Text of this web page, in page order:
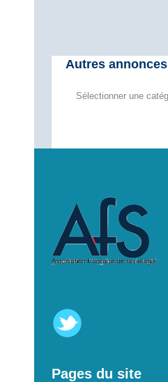
Autres annonces
Autres
Pages du site